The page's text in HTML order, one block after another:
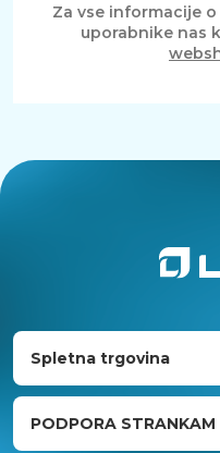
Za vse informacije
uporabnike nas
Spletna trgovina
PODPORA STRANKAM